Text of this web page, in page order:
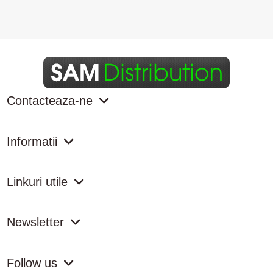
Contacteaza-ne
Informatii
Linkuri utile
Newsletter
Follow us